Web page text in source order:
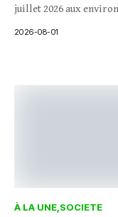
juillet 2026 aux
2026-08-01
À LA UNE SOCIETE